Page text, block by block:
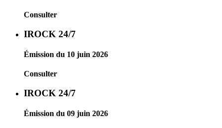
Consulter
IROCK 24/7
Émission du 10 juin 2026
Consulter
IROCK 24/7
Émission du 09 juin 2026